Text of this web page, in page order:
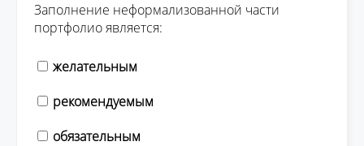
Заполнение неформализованной части
портфолио является:
желательным
рекомендуемым
обязательным